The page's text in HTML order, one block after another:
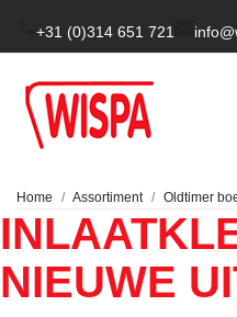
+31 (0)314 651 721
Home Assortiment Oldtimer
NIEUWE